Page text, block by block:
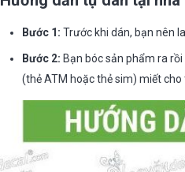
Bước 1: Trước khi dán, bạn nên
Bước 2: Bạn bóc sản phẩm ra
(thẻ ATM hoặc thẻ sim) miết cho